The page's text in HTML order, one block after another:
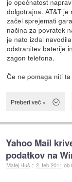
dolgotrajna. AT&T je
začel sprejemati
načina za povratek
je nato izdal
odstranitev baterije
zagon telefona.
Če ne pomaga niti
Preberi več »
Yahoo Mail
podatkov na
Matej Huš ::2. feb 2011 ob